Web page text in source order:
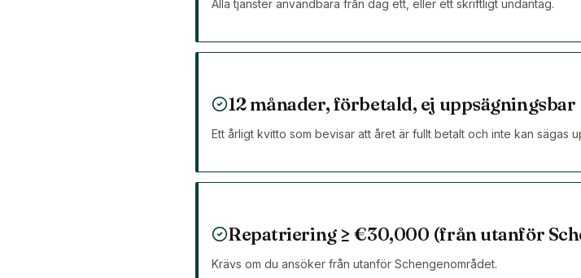
Alla tjänster användbara från dag ett, eller ett skriftligt undantag.
12 månader, förbetald, ej uppsägningsbar
Ett årligt kvitto som bevisar att året är fullt betalt och inte kan sägas
Repatriering ≥ €30,000 (från utanför
Krävs om du ansöker från utanför Schengenområdet.